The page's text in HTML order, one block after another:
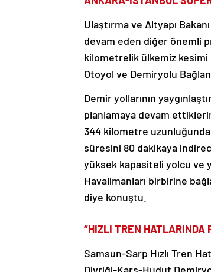
Ulaştırma ve Altyapı
devam eden diğer önemli
kilometrelik ülkemiz kesimi
Otoyol ve Demiryolu
Demir yollarının
planlamaya devam
344 kilometre
süresini 80 dakikaya
yüksek kapasiteli yolcu ve
Havalimanları birbirine
diye konuştu.
“HIZLI TREN HATLARINDA
Samsun-Sarp Hızlı Tren